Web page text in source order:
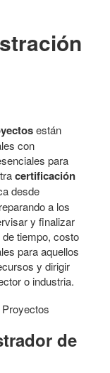
están
con
para
certificación
desde
a los
y finalizar
tiempo, costo
para aquellos
y dirigir
o industria.
de